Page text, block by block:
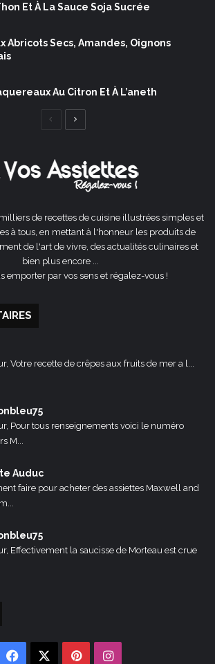
Et À La Sauce Soja Sucrée
Abricots Secs, Amandes, Oignons
Au Citron Et À L’aneth
Page
de recettes de cuisine illustrées simples et
à tous, en mettant à l'honneur les produits de
de l'art de vivre, des actualités culinaires et
bien plus encore ...
emporter par vos sens et régalez-vous !
Votre recette de crêpes aux fruits de mer a l...
Pour tous renseignements voici le numéro
M...
Auduc
faire pour acheter des assiettes Maxwell and
Effectivement la saucisse de Morteau est crue
Facebook PinterestInstagram